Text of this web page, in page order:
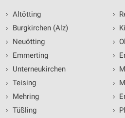
› Altötting
›
Burgkirchen (Alz)
›
Neuötting
›
Emmerting
›
Unterneukirchen
› Teising
›
Mehring
› Tüßling
›
›
›
›
›
›
›
›